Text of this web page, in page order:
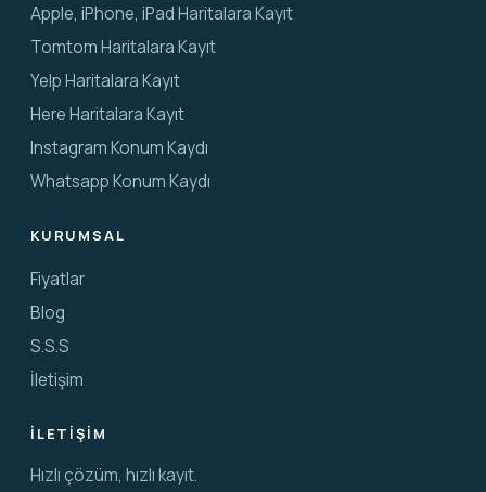
Apple, iPhone, iPad Haritalara Kayıt
Tomtom Haritalara Kayıt
Yelp Haritalara Kayıt
Here Haritalara Kayıt
Instagram Konum Kaydı
Whatsapp Konum Kaydı
KURUMSAL
Fiyatlar
Blog
S.S.S
İletişim
İLETIŞIM
Hızlı çözüm, hızlı kayıt.